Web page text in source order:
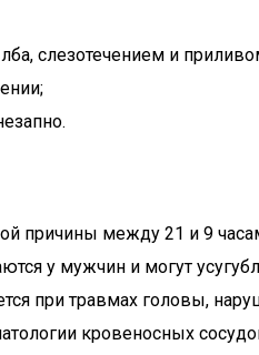
слезотечением и
причины между 21 и 9
у мужчин и могут
при травмах головы,
кровеносных